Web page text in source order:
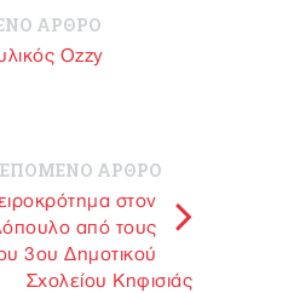
ΑΡΘΡΟ
Ozzy
ΕΠΟΜΕΝΟ ΑΡΘΡΟ
στον
από τους
3ου Δημοτικού
Σχολείου Κηφισιάς